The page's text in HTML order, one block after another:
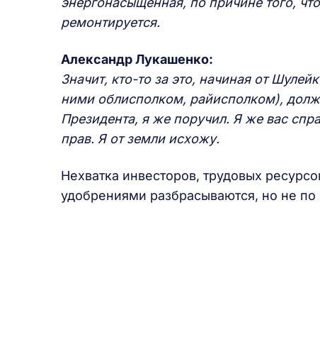
ремонтируется.
Александр Лукашенко:
Значит, кто-то за это, начиная от
ними облисполком, райисполком),
Президента, я же поручил. Я же вас
прав. Я от земли исхожу.
Нехватка инвесторов, трудовых
удобрениями разбрасываются, но не по